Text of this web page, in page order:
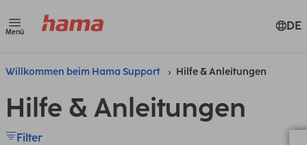
Menü DE
Willkommen beim Hama Support Hilfe & Anleitungen
Hilfe & Anleitungen
Filter